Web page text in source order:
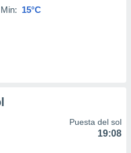
Min: 15°C
Puesta del sol
19:08